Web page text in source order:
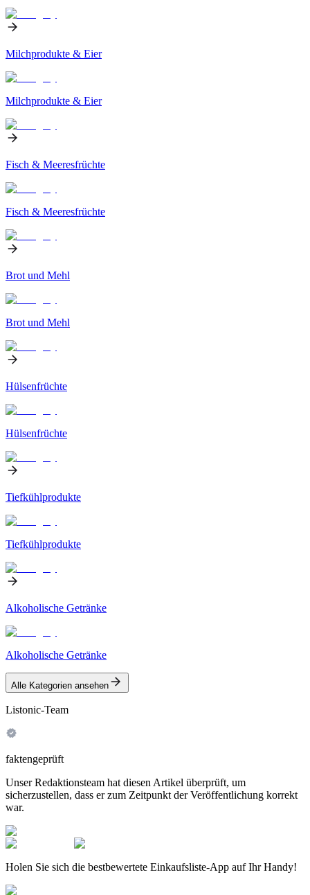
Milchprodukte & Eier
Milchprodukte & Eier
Fisch & Meeresfrüchte
Fisch & Meeresfrüchte
Brot und Mehl
Brot und Mehl
Hülsenfrüchte
Hülsenfrüchte
Tiefkühlprodukte
Tiefkühlprodukte
Alkoholische Getränke
Alkoholische Getränke
Alle Kategorien ansehen
Listonic-Team
faktengeprüft
Unser Redaktionsteam hat diesen Artikel überprüft, um
sicherzustellen, dass er zum Zeitpunkt der Veröffentlichung korrekt
war.
Holen Sie sich die bestbewertete Einkaufsliste-App auf Ihr Handy!